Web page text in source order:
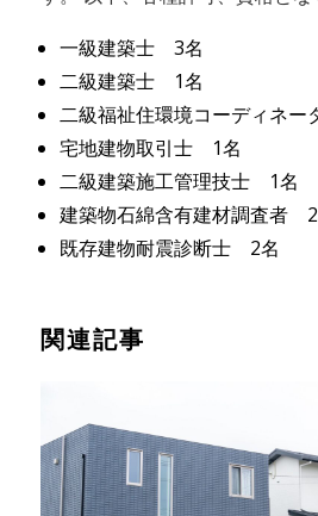
一級建築士 3名
二級建築士 1名
二級福祉住環境コーディネ
宅地建物取引士 1名
二級建築施工管理技士 1名
建築物石綿含有建材調査者
既存建物耐震診断士 2名
関連記事